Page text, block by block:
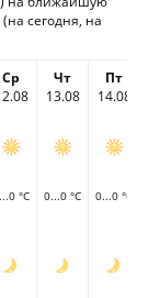
сегодня, на
Ср
Чт
13.08
Пт
14.08
°C 0...0 °C 0...0 °C